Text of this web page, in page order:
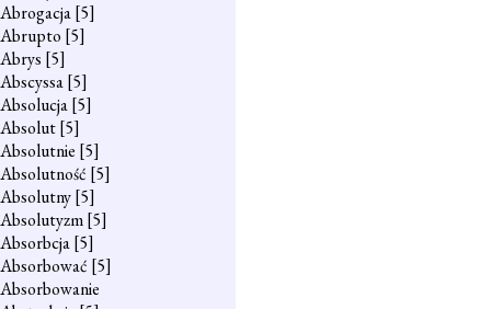
Abrogacja[5]
Abrupto [5]
Abrys [5]
Abscyssa[5]
Absolucja[5]
Absolut[5]
Absolutnie [5]
Absolutność [5]
Absolutny[5]
Absolutyzm[5]
Absorbcja[5]
Absorbować [5]
Absorbowanie